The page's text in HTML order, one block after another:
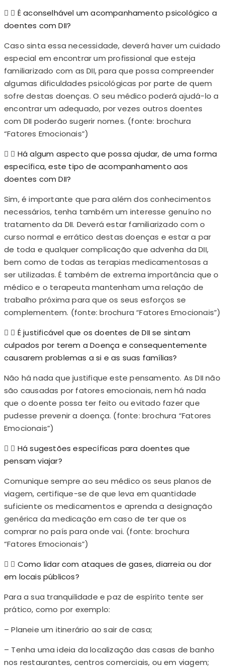
É aconselhável um acompanhamento psicológico a
doentes com DII?
Caso sinta essa necessidade, deverá haver um cuidado
especial em encontrar um profissional que esteja
familiarizado com as DII, para que possa compreender
algumas dificuldades psicológicas por parte de quem
sofre destas doenças. O seu médico poderá ajudá-lo a
encontrar um adequado, por vezes outros doentes
com DII poderão sugerir nomes. (fonte: brochura
“Fatores Emocionais”)
Há algum aspecto que possa ajudar, de uma forma
específica, este tipo de acompanhamento aos
doentes com DII?
Sim, é importante que para além dos conhecimentos
necessários, tenha também um interesse genuíno no
tratamento da DII. Deverá estar familiarizado com o
curso normal e errático destas doenças e estar a par
de toda e qualquer complicação que advenha da DII,
bem como de todas as terapias medicamentosas a
ser utilizadas. É também de extrema importância que o
médico e o terapeuta mantenham uma relação de
trabalho próxima para que os seus esforços se
complementem. (fonte: brochura “Fatores Emocionais”)
É justificável que os doentes de DII se sintam
culpados por terem a Doença e consequentemente
causarem problemas a si e as suas famílias?
Não há nada que justifique este pensamento. As DII não
são causadas por fatores emocionais, nem há nada
que o doente possa ter feito ou evitado fazer que
pudesse prevenir a doença. (fonte: brochura “Fatores
Emocionais”)
Há sugestões específicas para doentes que
pensam viajar?
Comunique sempre ao seu médico os seus planos de
viagem, certifique-se de que leva em quantidade
suficiente os medicamentos e aprenda a designação
genérica da medicação em caso de ter que os
comprar no país para onde vai. (fonte: brochura
“Fatores Emocionais”)
Como lidar com ataques de gases, diarreia ou dor
em locais públicos?
Para a sua tranquilidade e paz de espírito tente ser
prático, como por exemplo:
– Planeie um itinerário ao sair de casa;
– Tenha uma ideia da localização das casas de banho
nos restaurantes, centros comerciais, ou em viagem;